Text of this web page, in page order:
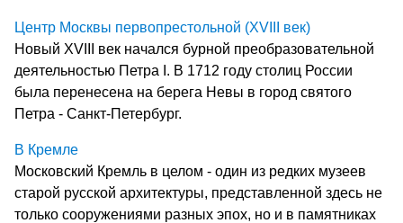
Центр Москвы первопрестольной (XVIII век)
Новый XVIII век начался бурной преобразовательной
деятельностью Петра I. В 1712 году столиц России
была перенесена на берега Невы в город святого
Петра - Санкт-Петербург.
В Кремле
Московский Кремль в целом - один из редких музеев
старой русской архитектуры, представленной здесь не
только сооружениями разных эпох, но и в памятниках